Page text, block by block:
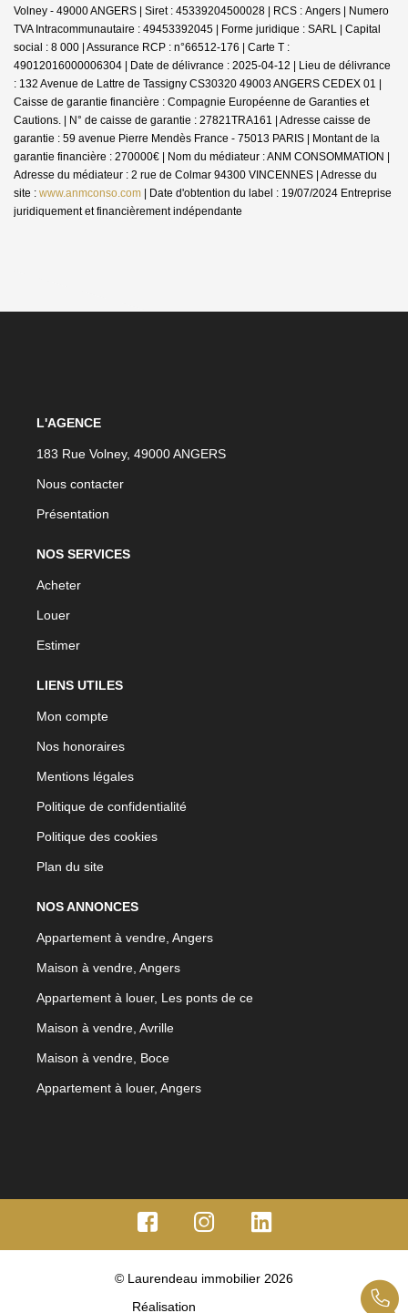
Volney - 49000 ANGERS | Siret : 45339204500028 | RCS : Angers | Numero
TVA Intracommunautaire : 49453392045 | Forme juridique : SARL | Capital
social : 8 000 | Assurance RCP : n°66512-176 | Carte T :
49012016000006304 | Date de délivrance : 2025-04-12 | Lieu de délivrance
: 132 Avenue de Lattre de Tassigny CS30320 49003 ANGERS CEDEX 01 |
Caisse de garantie financière : Compagnie Européenne de Garanties et
Cautions. | N° de caisse de garantie : 27821TRA161 | Adresse caisse de
garantie : 59 avenue Pierre Mendès France - 75013 PARIS | Montant de la
garantie financière : 270000€ | Nom du médiateur : ANM CONSOMMATION |
Adresse du médiateur : 2 rue de Colmar 94300 VINCENNES | Adresse du
site : www.anmconso.com | Date d'obtention du label : 19/07/2024 Entreprise
juridiquement et financièrement indépendante
L'AGENCE
183 Rue Volney, 49000 ANGERS
Nous contacter
Présentation
NOS SERVICES
Acheter
Louer
Estimer
LIENS UTILES
Mon compte
Nos honoraires
Mentions légales
Politique de confidentialité
Politique des cookies
Plan du site
NOS ANNONCES
Appartement à vendre, Angers
Maison à vendre, Angers
Appartement à louer, Les ponts de ce
Maison à vendre, Avrille
Maison à vendre, Boce
Appartement à louer, Angers
© Laurendeau immobilier 2026
Réalisation